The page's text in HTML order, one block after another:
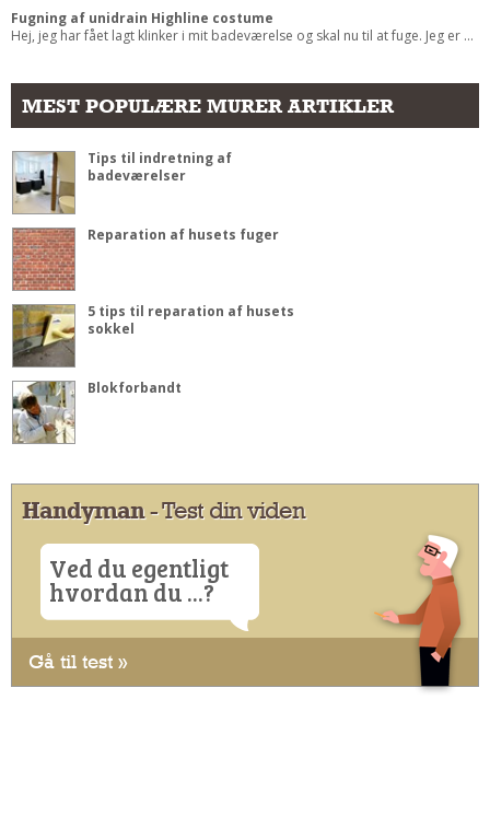
Fugning af unidrain Highline costume
Hej, jeg har fået lagt klinker i mit badeværelse og skal nu til at fuge. Jeg er ...
MEST POPULÆRE MURER ARTIKLER
Tips til indretning af
badeværelser
Reparation af husets fuger
5 tips til reparation af husets
sokkel
Blokforbandt
Handyman- Test din viden
Ved du egentligt
hvordan du ...?
Gå til test »